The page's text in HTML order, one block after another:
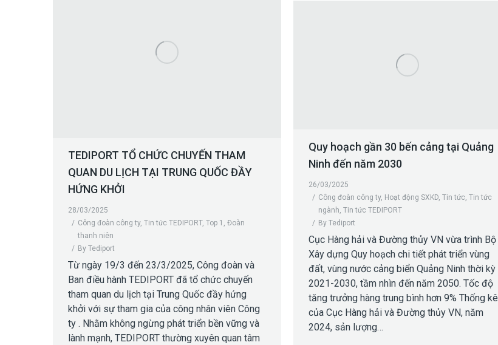
TEDIPORT TỔ CHỨC CHUYẾN THAM
QUAN DU LỊCH TẠI TRUNG QUỐC ĐẦY
HỨNG KHỞI
28/03/2025
Công đoàn công ty, Tin tức TEDIPORT, Top 1 , Đoàn
thanh niên
By Tediport
Từ ngày 19/3 đến 23/3/2025, Công đoàn và
Ban điều hành TEDIPORT đã tổ chức chuyến
tham quan du lịch tại Trung Quốc đầy hứng
khởi với sự tham gia của công nhân viên Công
ty . Nhằm không ngừng phát triển bền vững và
lành mạnh, TEDIPORT thường xuyên quan tâm
Quy hoạch gần 30 bến cảng tại Quảng
Ninh đến năm 2030
26/03/2025
Công đoàn công ty, Hoạt động SXKD Tin tức Tin tức
ngành Tin tức TEDIPORT
By Tediport
Cục Hàng hải và Đường thủy VN vừa trình Bộ
Xây dựng Quy hoạch chi tiết phát triển vùng
đất, vùng nước cảng biển Quảng Ninh thời kỳ
2021-2030, tầm nhìn đến năm 2050. Tốc độ
tăng trưởng hàng trung bình hơn 9% Thống kê
của Cục Hàng hải và Đường thủy VN, năm
2024, sản lượng…